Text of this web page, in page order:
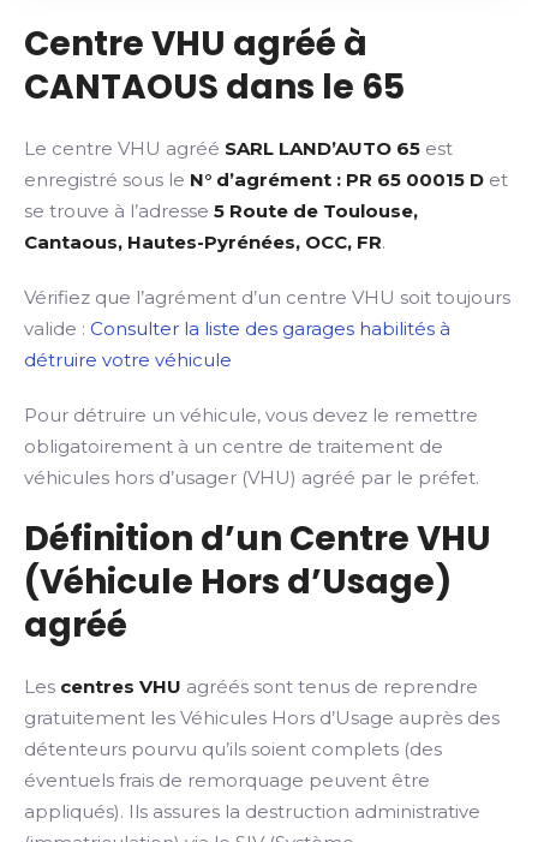
Centre VHU agréé à
CANTAOUS dans le 65
Le centre VHU agréé SARL LAND’AUTO 65 est
enregistré sous le N° d’agrément : PR 65 00015 D et
se trouve à l’adresse 5 Route de Toulouse,
Cantaous, Hautes-Pyrénées, OCC, FR.
Vérifiez que l’agrément d’un centre VHU soit toujours
valide : Consulter la liste des garages habilités à
détruire votre véhicule
Pour détruire un véhicule, vous devez le remettre
obligatoirement à un centre de traitement de
véhicules hors d’usager (VHU) agréé par le préfet.
Définition d’un Centre VHU
(Véhicule Hors d’Usage)
agréé
Les centres VHU agréés sont tenus de reprendre
gratuitement les Véhicules Hors d’Usage auprès des
détenteurs pourvu qu’ils soient complets (des
éventuels frais de remorquage peuvent être
appliqués). Ils assures la destruction administrative